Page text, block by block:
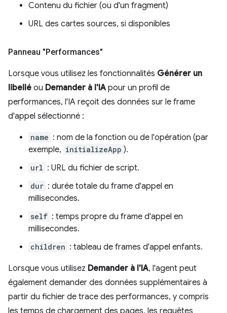
Contenu du fichier (ou d'un fragment)
URL des cartes sources, si disponibles
Panneau "Performances"
Lorsque vous utilisez les fonctionnalités Générer un
libellé ou Demander à l'IA pour un profil de
performances, l'IA reçoit des données sur le frame
d'appel sélectionné :
name : nom de la fonction ou de l'opération (par
exemple, initializeApp ).
url : URL du fichier de script.
dur : durée totale du frame d'appel en
millisecondes.
self : temps propre du frame d'appel en
millisecondes.
children : tableau de frames d'appel enfants.
Lorsque vous utilisez Demander à l'IA, l'agent peut
également demander des données supplémentaires à
partir du fichier de trace des performances, y compris
les temps de chargement des pages, les requêtes